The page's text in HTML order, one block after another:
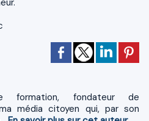
formation, fondateur de
média citoyen qui, par son